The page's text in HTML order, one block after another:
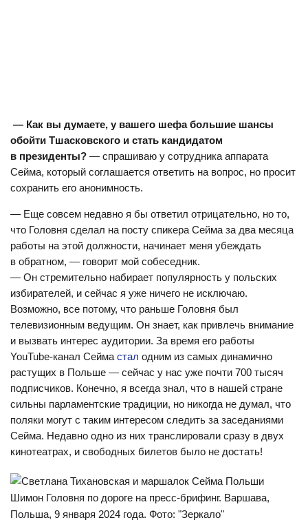
— Как вы думаете, у вашего шефа большие шансы
обойти Тшасковского и стать кандидатом
в президенты? — спрашиваю у сотрудника аппарата
Сейма, который соглашается ответить на вопрос, но просит
сохранить его анонимность.
— Еще совсем недавно я бы ответил отрицательно, но то,
что Головня сделал на посту спикера Сейма за два месяца
работы на этой должности, начинает меня убеждать
в обратном, — говорит мой собеседник.
— Он стремительно набирает популярность у польских
избирателей, и сейчас я уже ничего не исключаю.
Возможно, все потому, что раньше Головня был
телевизионным ведущим. Он знает, как привлечь внимание
и вызвать интерес аудитории. За время его работы
YouTube-канал Сейма стал одним из самых динамично
растущих в Польше — сейчас у нас уже почти 700 тысяч
подписчиков. Конечно, я всегда знал, что в нашей стране
сильны парламентские традиции, но никогда не думал, что
поляки могут с таким интересом следить за заседаниями
Сейма. Недавно одно из них транслировали сразу в двух
кинотеатрах, и свободных билетов было не достать!